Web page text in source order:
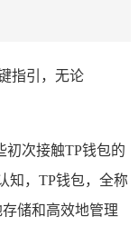
指引，无论
初次接触TP钱包的
知，TP钱包，全称
储和高效地管理